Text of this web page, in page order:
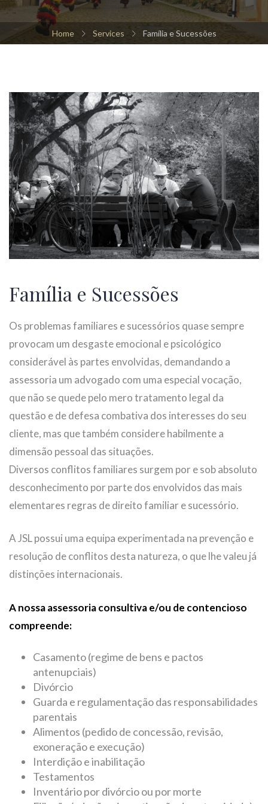
Home Services Família e Sucessões
Família e Sucessões
Os problemas familiares e sucessórios quase sempre
provocam um desgaste emocional e psicológico
considerável às partes envolvidas, demandando a
assessoria um advogado com uma especial vocação,
que não se quede pelo mero tratamento legal da
questão e de defesa combativa dos interesses do seu
cliente, mas que também considere habilmente a
dimensão pessoal das situações.
Diversos conflitos familiares surgem por e sob absoluto
desconhecimento por parte dos envolvidos das mais
elementares regras de direito familiar e sucessório.
A JSL possui uma equipa experimentada na prevenção e
resolução de conflitos desta natureza, o que lhe valeu já
distinções internacionais.
A nossa assessoria consultiva e/ou de contencioso
compreende:
Casamento (regime de bens e pactos
antenupciais)
Divórcio
Guarda e regulamentação das responsabilidades
parentais
Alimentos (pedido de concessão, revisão,
exoneração e execução)
Interdição e inabilitação
Testamentos
Inventário por divórcio ou por morte